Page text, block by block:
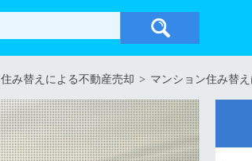
住み替えによる不動産売却 > マンション住み替